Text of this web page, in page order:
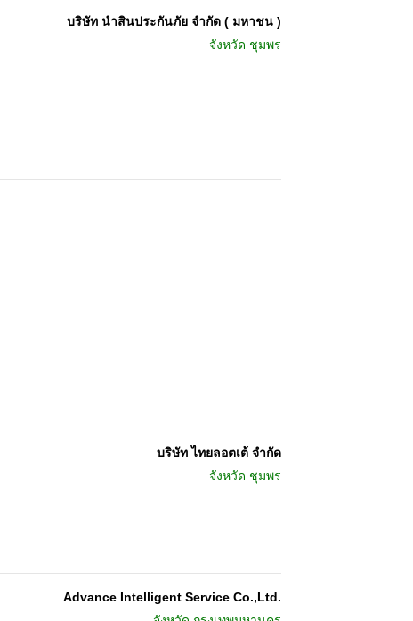
บริษัท นำสินประกันภัย จำกัด ( มหาชน )
จังหวัด ชุมพร
บริษัท ไทยลอตเต้ จำกัด
จังหวัด ชุมพร
Advance Intelligent Service Co.,Ltd.